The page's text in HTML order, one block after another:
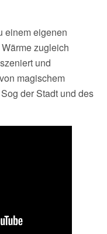
einem eigenen
zugleich
und
magischem
der Stadt und des